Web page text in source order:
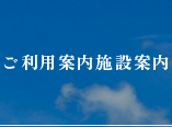
ご利用案内施設案内